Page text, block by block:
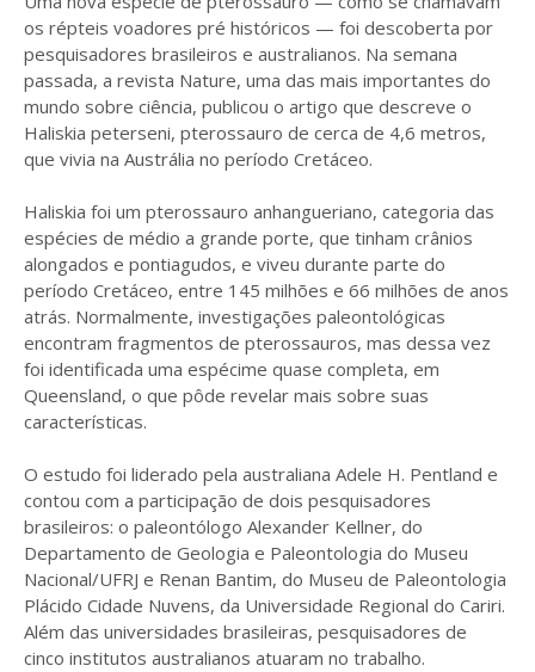
os répteis voadores pré históricos — foi descoberta por
pesquisadores brasileiros e australianos. Na semana
passada, a revista Nature, uma das mais importantes do
mundo sobre ciência, publicou o artigo que descreve o
Haliskia peterseni, pterossauro de cerca de 4,6 metros,
que vivia na Austrália no período Cretáceo.
Haliskia foi um pterossauro anhangueriano, categoria das
espécies de médio a grande porte, que tinham crânios
alongados e pontiagudos, e viveu durante parte do
período Cretáceo, entre 145 milhões e 66 milhões de anos
atrás. Normalmente, investigações paleontológicas
encontram fragmentos de pterossauros, mas dessa vez
foi identificada uma espécime quase completa, em
Queensland, o que pôde revelar mais sobre suas
características.
O estudo foi liderado pela australiana Adele H. Pentland e
contou com a participação de dois pesquisadores
brasileiros: o paleontólogo Alexander Kellner, do
Departamento de Geologia e Paleontologia do Museu
Nacional/UFRJ e Renan Bantim, do Museu de Paleontologia
Plácido Cidade Nuvens, da Universidade Regional do Cariri.
Além das universidades brasileiras, pesquisadores de
cinco institutos australianos atuaram no trabalho.